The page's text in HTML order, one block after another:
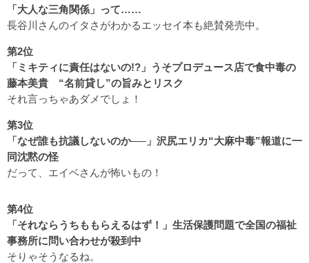
「大人な三角関係」って……
長谷川さんのイタさがわかるエッセイ本も絶賛発売中。
第2位
「ミキティに責任はないの!?」うそプロデュース店で食中毒の
藤本美貴 “名前貸し”の旨みとリスク
それ言っちゃあダメでしょ！
第3位
「なぜ誰も抗議しないのか──」沢尻エリカ“大麻中毒”報道に一
同沈黙の怪
だって、エイベさんが怖いもの！
第4位
「それならうちももらえるはず！」生活保護問題で全国の福祉
事務所に問い合わせが殺到中
そりゃそうなるね。